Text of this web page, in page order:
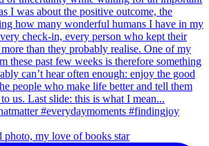
photo, my love of books star